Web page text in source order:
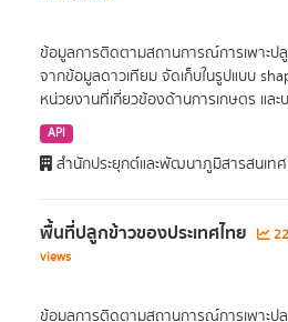
ข้อมูลการติดตามสถานการณ์การเพาะป
จากข้อมูลดาวเทียม จัดเก็บในรูปแบบ
หน่วยงานที่เกี่ยวข้องด้านการเกษตร และ
API
สำนักประยุกต์และพัฒนาภูมิสารสนเทศ
พื้นที่ปลูกข้าวของประเทศไทย
views
ข้อมูลการติดตามสถานการณ์การเพาะป